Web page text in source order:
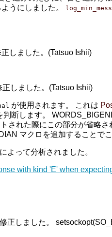
うにしました。
しました。(Tatsuo Ishii)
しました。(Tatsuo Ishii)
が使用されます。 これは
断します。
された際にこの部分が省略
マクロを追加することで
よって分析されました。
with kind 'E' when
正しました。